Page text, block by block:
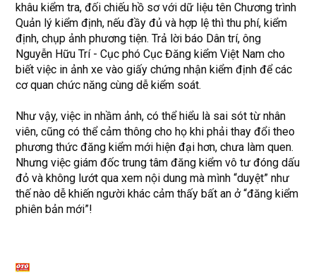
khâu kiểm tra, đối chiếu hồ sơ với dữ liệu tên Chương trình
Quản lý kiểm định, nếu đầy đủ và hợp lệ thì thu phí, kiểm
định, chụp ảnh phương tiện. Trả lời báo Dân trí, ông
Nguyễn Hữu Trí - Cục phó Cục Đăng kiểm Việt Nam cho
biết việc in ảnh xe vào giấy chứng nhận kiểm định để các
cơ quan chức năng cùng dễ kiểm soát.
Như vậy, việc in nhầm ảnh, có thể hiểu là sai sót từ nhân
viên, cũng có thể cảm thông cho họ khi phải thay đổi theo
phương thức đăng kiểm mới hiện đại hơn, chưa làm quen.
Nhưng việc giám đốc trung tâm đăng kiểm vô tư đóng dấu
đỏ và không lướt qua xem nội dung mà mình “duyệt” như
thế nào dễ khiến người khác cảm thấy bất an ở “đăng kiểm
phiên bản mới”!